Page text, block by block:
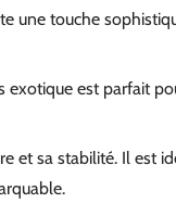
une touche
exotique est parfait
et sa stabilité. Il est